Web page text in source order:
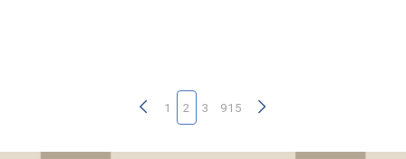
1 2 3 915